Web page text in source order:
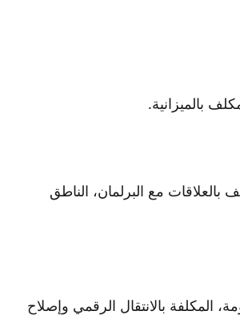
بالميزانية.
مع البرلمان، الناطق
المكلفة بالانتقال الرقمي وإصلاح